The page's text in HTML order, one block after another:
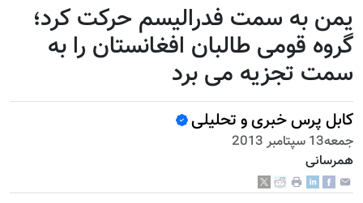
یمن به سمت فدرالیسم حرکت کرد؛
گروه قومی طالبان افغانستان را به
سمت تجزیه می برد
کابل پرس خبری و تحلیلی
جمعه13 سپتامبر 2013
همرسانی